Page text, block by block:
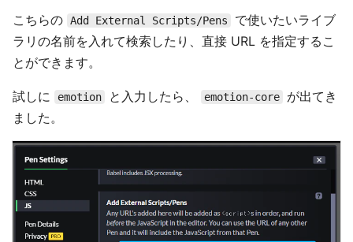
こちらの Add External Scripts/Pens
で使いたいライブ
ラリの名前を入れて検索したり、直接 URL を指定するこ
とができます。
試しに emotion と入力したら、 emotion-core
が出てき
ました。